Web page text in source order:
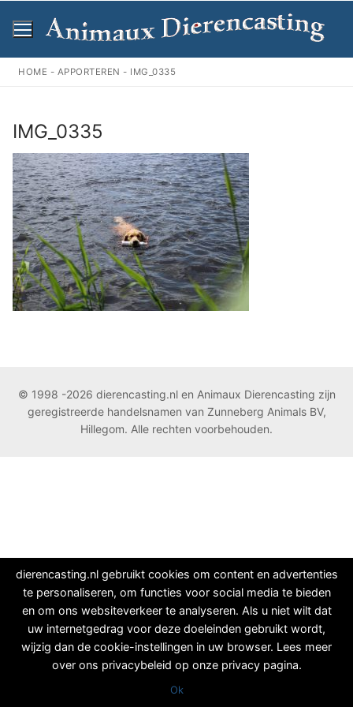
naar
inhoud
HOME - APPORTEREN - IMG_0335
IMG_0335
© 1998 -2026 dierencasting.nl en Animaux Dierencasting zijn
geregistreerde handelsnamen van Zunneberg Animals BV,
Hillegom. Alle rechten voorbehouden.
dierencasting.nl gebruikt cookies om content en advertenties
te personaliseren, om functies voor social media te bieden
en om ons websiteverkeer te analyseren. Als u niet wilt dat
uw internetgedrag voor deze doeleinden gebruikt wordt,
wijzig dan de cookie-instellingen in uw browser. Lees meer
over ons privacybeleid op onze privacy pagina.
Ok